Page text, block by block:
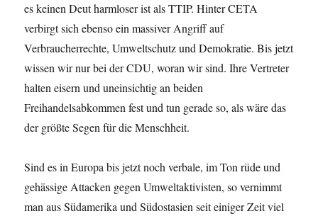
es keinen Deut harmloser ist als TTIP. Hinter CETA
verbirgt sich ebenso ein massiver Angriff auf
Verbraucherrechte, Umweltschutz und Demokratie. Bis jetzt
wissen wir nur bei der CDU, woran wir sind. Ihre Vertreter
halten eisern und uneinsichtig an beiden
Freihandelsabkommen fest und tun gerade so, als wäre das
der größte Segen für die Menschheit.
Sind es in Europa bis jetzt noch verbale, im Ton rüde und
gehässige Attacken gegen Umweltaktivisten, so vernimmt
man aus Südamerika und Südostasien seit einiger Zeit viel